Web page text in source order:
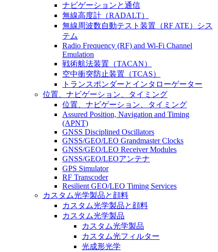
ナビゲーションと通信
無線高度計（RADALT）
無線周波数自動テスト装置（RF ATE）シス
テム
Radio Frequency (RF) and Wi-Fi Channel
Emulation
戦術航法装置（TACAN）
空中衝突防止装置（TCAS）
トランスポンダーとインタローゲーター
位置、ナビゲーション、タイミング
位置、ナビゲーション、タイミング
Assured Position, Navigation and Timing
(APNT)
GNSS Disciplined Oscillators
GNSS/GEO/LEO Grandmaster Clocks
GNSS/GEO/LEO Receiver Modules
GNSS/GEO/LEOアンテナ
GPS Simulator
RF Transcoder
Resilient GEO/LEO Timing Services
カスタム光学製品と顔料
カスタム光学製品と顔料
カスタム光学製品
カスタム光学製品
カスタム光フィルター
光成形光学